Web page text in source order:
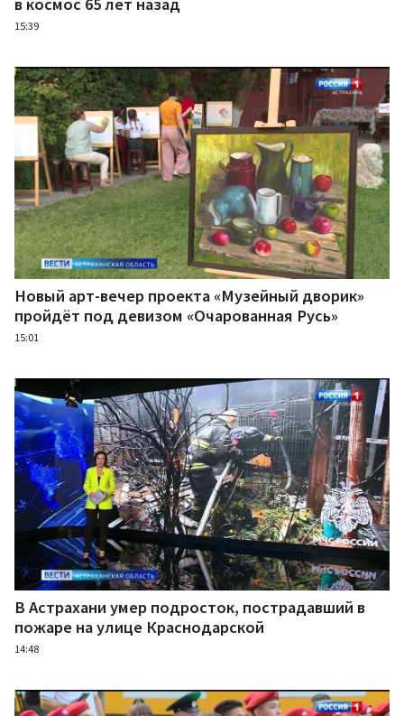
15:39
Новый арт-вечер проекта «Музейный дворик»
пройдёт под девизом «Очарованная Русь»
15:01
В Астрахани умер подросток, пострадавший в
пожаре на улице Краснодарской
14:48